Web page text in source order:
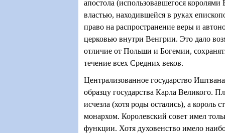
апостола (использовавшегося
властью, находившейся в руках
право на распространение веры и
церковью внутри Венгрии. Это дало
отличие от Польши и Богемии,
течение всех Средних веков.
Централизованное государство
образцу государства Карла Великого.
исчезла (хотя роды остались), а король
монархом. Королевский совет имел
функции. Хотя духовенство имело